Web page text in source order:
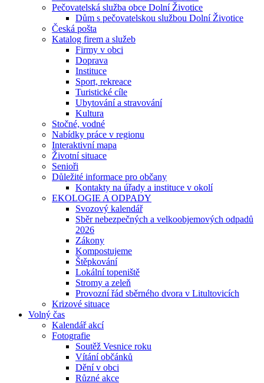
Pečovatelská služba obce Dolní Životice
Dům s pečovatelskou službou Dolní Životice
Česká pošta
Katalog firem a služeb
Firmy v obci
Doprava
Instituce
Sport, rekreace
Turistické cíle
Ubytování a stravování
Kultura
Stočné, vodné
Nabídky práce v regionu
Interaktivní mapa
Životní situace
Senioři
Důležité informace pro občany
Kontakty na úřady a instituce v okolí
EKOLOGIE A ODPADY
Svozový kalendář
Sběr nebezpečných a velkoobjemových odpadů
2026
Zákony
Kompostujeme
Štěpkování
Lokální topeniště
Stromy a zeleň
Provozní řád sběrného dvora v Litultovicích
Krizové situace
Volný čas
Kalendář akcí
Fotografie
Soutěž Vesnice roku
Vítání občánků
Dění v obci
Různé akce